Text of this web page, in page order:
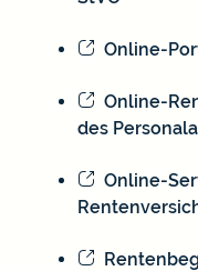
Online-
Online-
des
Online-